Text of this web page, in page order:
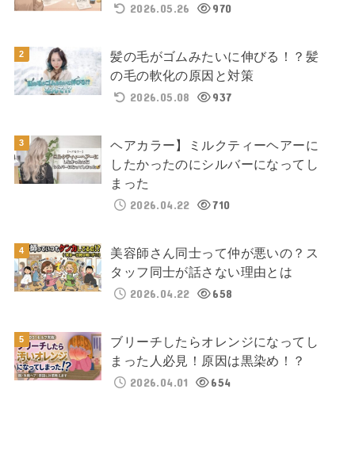
2026.05.26
970
髪の毛がゴムみたいに伸びる！？髪
の毛の軟化の原因と対策
2026.05.08
937
ヘアカラー】ミルクティーヘアーに
したかったのにシルバーになってし
まった
2026.04.22
710
美容師さん同士って仲が悪いの？ス
タッフ同士が話さない理由とは
2026.04.22
658
ブリーチしたらオレンジになってし
まった人必見！原因は黒染め！？
2026.04.01
654